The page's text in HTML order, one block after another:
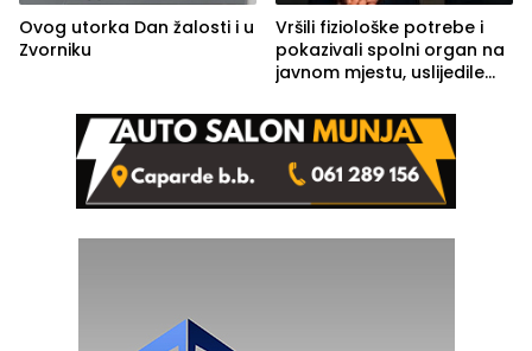
Ovog utorka Dan žalosti i u
Zvorniku
Vršili fiziološke potrebe i
pokazivali spolni organ na
javnom mjestu, uslijedile